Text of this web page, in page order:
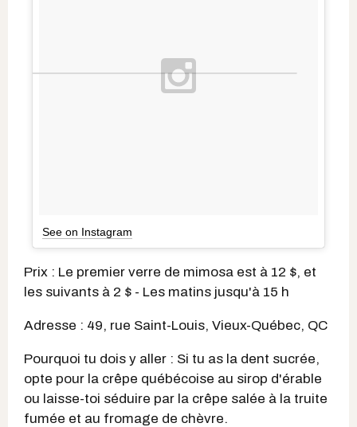
See on Instagram
Prix : Le premier verre de mimosa est à 12 $, et
les suivants à 2 $ - Les matins jusqu'à 15 h
Adresse : 49, rue Saint-Louis, Vieux-Québec, QC
Pourquoi tu dois y aller : Si tu as la dent sucrée,
opte pour la crêpe québécoise au sirop d'érable
ou laisse-toi séduire par la crêpe salée à la truite
fumée et au fromage de chèvre.